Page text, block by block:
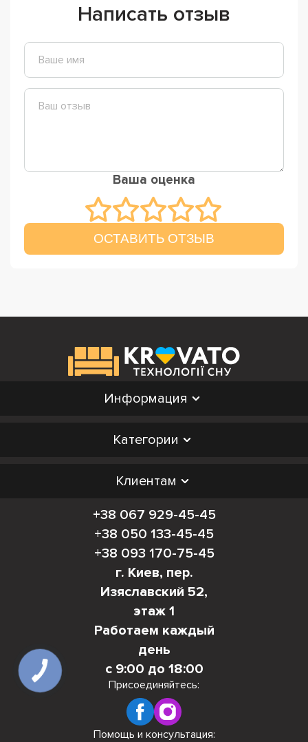
Написать отзыв
Ваша оценка
ОСТАВИТЬ ОТЗЫВ
Информация
Категории
Клиентам
+38 067 929-45-45
+38 050 133-45-45
+38 093 170-75-45
г. Киев, пер.
Изяславский 52,
этаж 1
Работаем каждый
день
с 9:00 до 18:00
Присоединяйтесь:
Помощь и консультация:
КНОПКА
СВЯЗИ